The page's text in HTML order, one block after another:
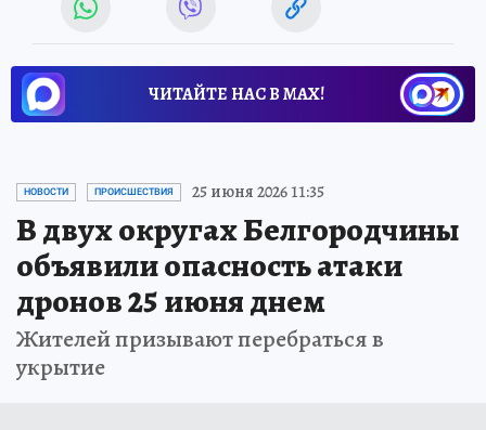
ЧИТАЙТЕ НАС В МАХ!
НОВОСТИ ПРОИСШЕСТВИЯ 25 июня 2026 11:35
В двух округах Белгородчины
объявили опасность атаки
дронов 25 июня днем
Жителей призывают перебраться в
укрытие